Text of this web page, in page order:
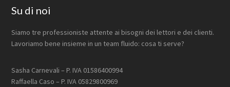
Footer
Su di noi
Siamo tre professioniste attente ai bisogni dei lettori e dei clienti.
Lavoriamo bene insieme in un team fluido: cosa ti serve?
Sasha Carnevali – P. IVA 01586400994
Raffaella Caso – P. IVA 05829800969